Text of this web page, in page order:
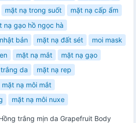
mặt nạ trong suốt
mặt nạ cấp ẩm
nạ gạo hồ ngọc hà
bản
mặt nạ đất sét
moi mask
mặt nạ mắt
mặt nạ gạo
da
mặt nạ rep
mặt nạ môi mắt
mặt nạ môi nuxe
trắng mịn da Grapefruit Body